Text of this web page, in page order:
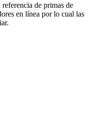
de primas de
en línea por lo cual las